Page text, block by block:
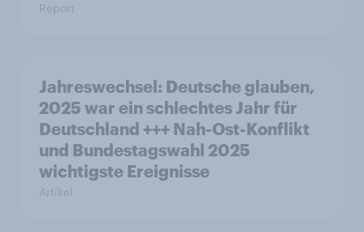
Report
Jahreswechsel: Deutsche glauben,
2025 war ein schlechtes Jahr für
Deutschland +++ Nah-Ost-Konflikt
und Bundestagswahl 2025
wichtigste Ereignisse
Artikel